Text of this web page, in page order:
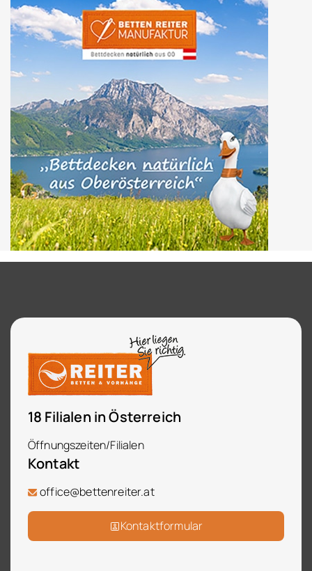
18 Filialen in Österreich
Öffnungszeiten/Filialen
Kontakt
office@bettenreiter.at
Kontaktformular